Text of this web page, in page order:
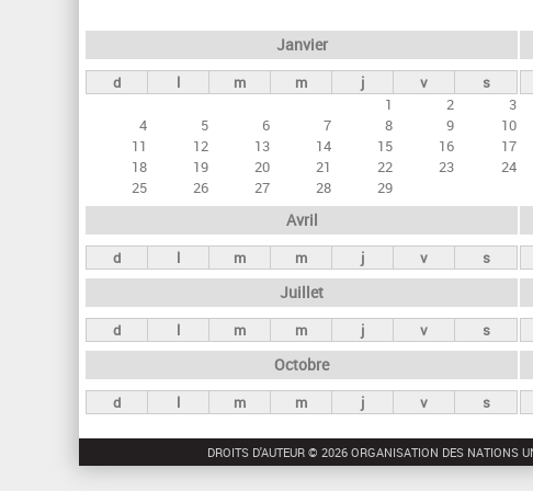
e
t
s
n
c
i
p
a
x
Janvier
d l m m j v
s
1
2
3
4
5 6 7 8 9
10
11
12 13 14 15 16
17
18
19 20 21 22 23
24
25
26 27 28 29
Avril
d l m m j v s
Juillet
d l m m j v s
Octobre
d l m m j v s
DROITS D'AUTEUR © 2026 ORGANISATION DES NATIONS